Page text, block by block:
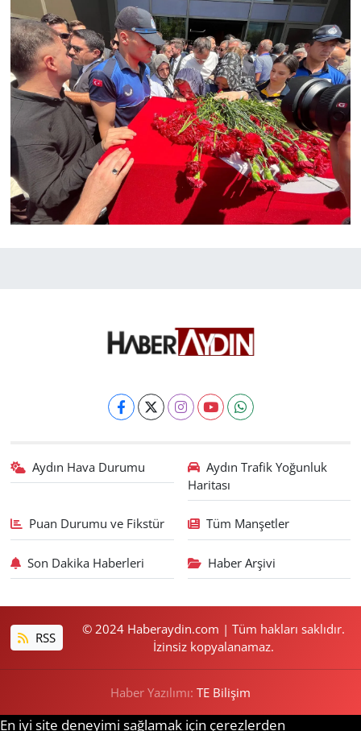
Aydın Hava Durumu
Aydın Trafik Yoğunluk
Haritası
Puan Durumu ve Fikstür Tüm Manşetler
Son Dakika Haberleri Haber Arşivi
RSS
© 2024 Haberaydin.com | Tüm hakları saklıdır.
İzinsiz kopyalanamaz.
Haber Yazılımı: TE Bilişim
En iyi site deneyimi sağlamak için çerezlerden